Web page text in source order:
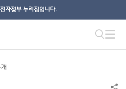
자정부 누리집입니다.